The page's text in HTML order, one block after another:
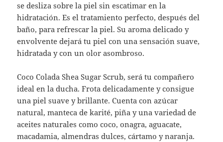
se desliza sobre la piel sin escatimar en la
hidratación. Es el tratamiento perfecto, después del
baño, para refrescar la piel. Su aroma delicado y
envolvente dejará tu piel con una sensación suave,
hidratada y con un olor asombroso.
Coco Colada Shea Sugar Scrub, será tu compañero
ideal en la ducha. Frota delicadamente y consigue
una piel suave y brillante. Cuenta con azúcar
natural, manteca de karité, piña y una variedad de
aceites naturales como coco, onagra, aguacate,
macadamia, almendras dulces, cártamo y naranja.